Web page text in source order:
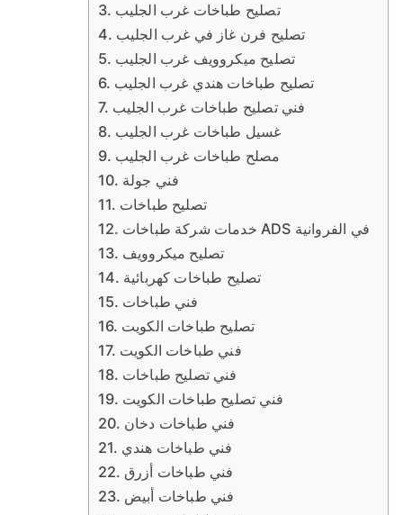
تصليح طباخات غرب الجليب
تصليح فرن غاز في غرب الجليب
تصليح ميكروويف غرب الجليب
تصليح طباخات هندي غرب الجليب
فني تصليح طباخات غرب الجليب
غسيل طباخات غرب الجليب
مصلح طباخات غرب الجليب
فني جولة
تصليح طباخات
خدمات شركة طباخات ADS في الفروانية
تصليح ميكروويف
تصليح طباخات كهربائية
فني طباخات
تصليح طباخات الكويت
فني طباخات الكويت
فني تصليح طباخات
فني تصليح طباخات الكويت
فني طباخات دخان
فني طباخات هندي
فني طباخات أزرق
فني طباخات أبيض